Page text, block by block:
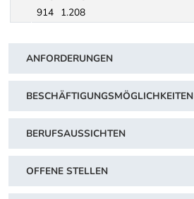
914 1.208
ANFORDERUNGEN
BESCHÄFTIGUNGSMÖGLICHKEITEN
BERUFSAUSSICHTEN
OFFENE STELLEN